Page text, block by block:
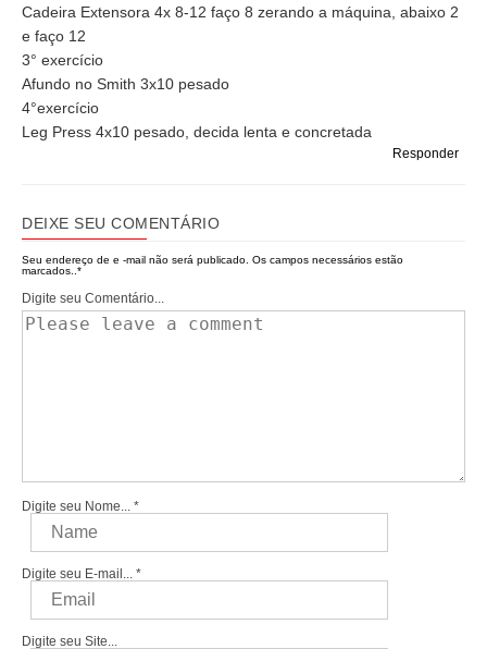
Cadeira Extensora 4x 8-12 faço 8 zerando a máquina, abaixo 2
e faço 12
3° exercício
Afundo no Smith 3x10 pesado
4°exercício
Leg Press 4x10 pesado, decida lenta e concretada
Responder
DEIXE SEU COMENTÁRIO
Seu endereço de e -mail não será publicado. Os campos necessários estão
marcados.. *
Digite seu Comentário...
Digite seu Nome... *
Digite seu E-mail... *
Digite seu Site...